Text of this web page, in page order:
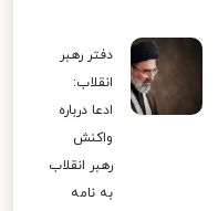
دفتر رهبر
انقلاب:
ادعا درباره
واکنش
رهبر انقلاب
به نامه